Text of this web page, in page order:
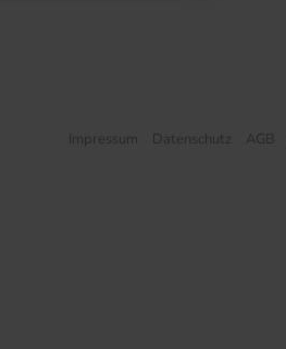
Impressum Datenschutz AGB